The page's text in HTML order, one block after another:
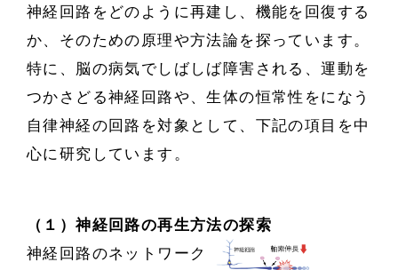
神経回路をどのように再建し、機能を回復する
か、そのための原理や方法論を探っています。
特に、脳の病気でしばしば障害される、運動を
つかさどる神経回路や、生体の恒常性をになう
自律神経の回路を対象として、下記の項目を中
心に研究しています。
（１）神経回路の再生方法の探索
神経回路のネットワーク